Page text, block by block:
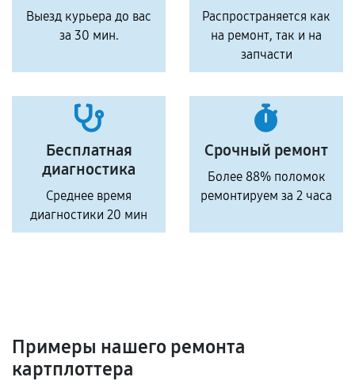
Выезд курьера до вас
за 30 мин.
Распространяется как
на ремонт, так и на
запчасти
Бесплатная
диагностика
Среднее время
диагностики 20 мин
Срочный ремонт
Более 88% поломок
ремонтируем за 2 часа
Примеры нашего ремонта
картплоттера